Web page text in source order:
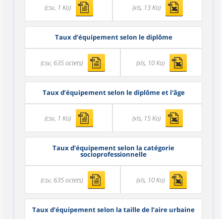
(csv, 1 Ko) (xls, 13 Ko)
Taux d’équipement selon le diplôme
(csv, 635 octets) (xls, 10 Ko)
Taux d’équipement selon le diplôme et l'âge
(csv, 1 Ko) (xls, 15 Ko)
Taux d’équipement selon la catégorie
socioprofessionnelle
(csv, 635 octets) (xls, 10 Ko)
Taux d’équipement selon la taille de l’aire urbaine